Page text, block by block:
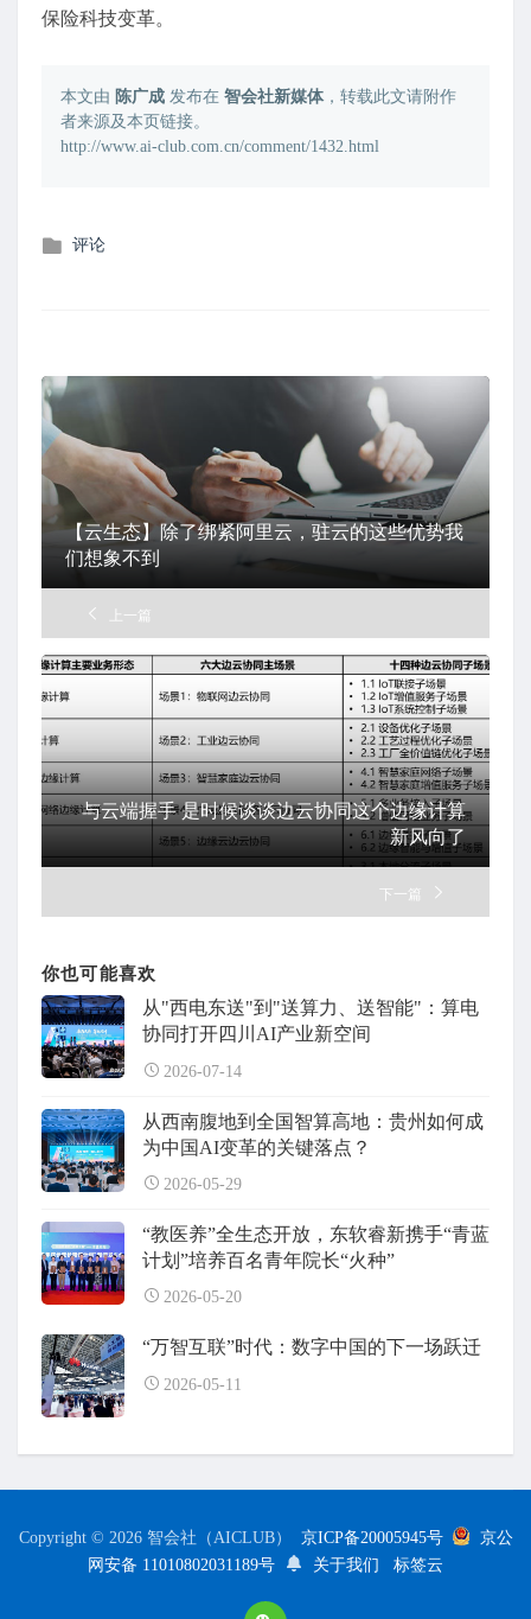
保险科技变革。
本文由 陈广成 发布在 智会社新媒体，转载此文请附作
者来源及本页链接。
http://www.ai-club.com.cn/comment/1432.html
发
评论
【云生态】除了绑紧阿里云，驻云的这些优势我
们想象不到
上一篇
与云端握手 是时候谈谈边云协同这个边缘计算
新风向了
下一篇
你也可能喜欢
从"西电东送"到"送算力、送智能"：算电
协同打开四川AI产业新空间
2026-07-14
从西南腹地到全国智算高地：贵州如何成
为中国AI变革的关键落点？
2026-05-29
“教医养”全生态开放，东软睿新携手“青蓝
计划”培养百名青年院长“火种”
2026-05-20
“万智互联”时代：数字中国的下一场跃迁
2026-05-11
Copyright © 2026 智会社（AICLUB） 京ICP备20005945号
京公
网安备 11010802031189号
关于我们 标签云